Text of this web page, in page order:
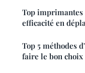
Top
efficacité en
Top 5 méthodes
faire le bon choix